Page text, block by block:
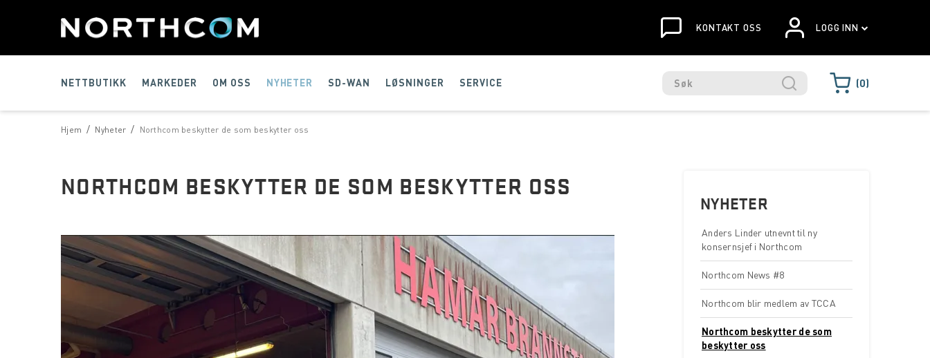
KONTAKT OSS LOGG INN
NETTBUTIKK MARKEDER OM OSS NYHETER SD-WAN LØSNINGER SERVICE 0
/
Hjem /
Nyheter Northcom beskytter de som beskytter oss
NYHETER
Anders Linder utnevnt til ny
konsernsjef i Northcom
Northcom News #8
Northcom blir medlem av TCCA
Northcom beskytter de som
beskytter oss
NORTHCOM BESKYTTER DE SOM BESKYTTER OSS